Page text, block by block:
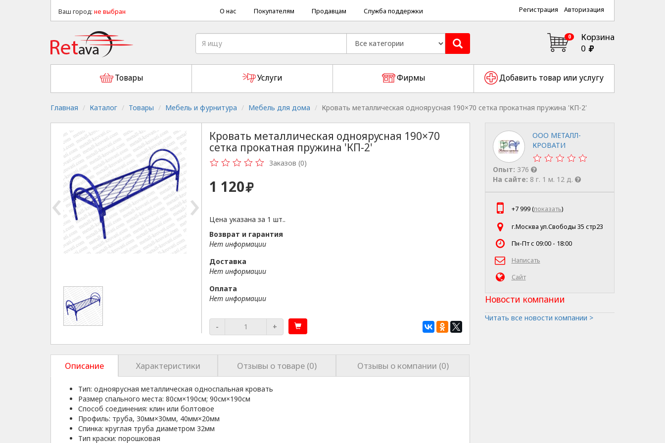
Ваш город: не выбран Регистрация Авторизация
О нас Покупателям Продавцам Служба поддержки
0
Корзина
0
Товары Услуги Фирмы Добавить товар или услугу
Главная Каталог Товары Мебель и фурнитура Мебель для дома Кровать металлическая одноярусная 190×70 сетка прокатная пружина 'КП-2'
‹ ›
Кровать металлическая одноярусная 190×70
сетка прокатная пружина 'КП-2'
Заказов (0)
1 120
Цена указана за 1 шт..
Возврат и гарантия
Нет информации
Доставка
Нет информации
Оплата
Нет информации
- +
Описание Характеристики Отзывы о товаре (0) Отзывы о компании (0)
Тип: одноярусная металлическая односпальная кровать
Размер спального места: 80см×190см; 90см×190см
Способ соединения: клин или болтовое
Профиль: труба, 30мм×30мм, 40мм×20мм
Спинка: круглая труба диаметром 32мм
Тип краски: порошковая
ООО МЕТАЛЛ-
КРОВАТИ
Опыт: 376
На сайте: 8 г. 1 м. 12 д.
+7 999 (показать)
г.Москва ул.Свободы 35 стр23
Пн-Пт с 09:00 - 18:00
Написать
Сайт
Новости компании
Читать все новости компании >